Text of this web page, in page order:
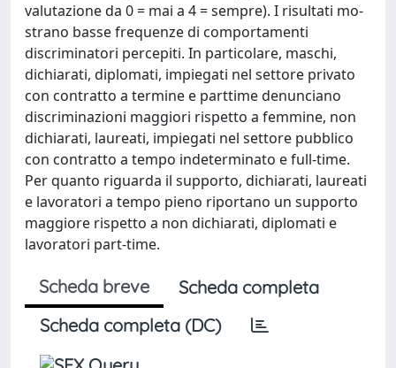
valutazione da 0 = mai a 4 = sempre). I risultati mo-
strano basse frequenze di comportamenti
discriminatori percepiti. In particolare, maschi,
dichiarati, diplomati, impiegati nel settore privato
con contratto a termine e parttime denunciano
discriminazioni maggiori rispetto a femmine, non
dichiarati, laureati, impiegati nel settore pubblico
con contratto a tempo indeterminato e full-time.
Per quanto riguarda il supporto, dichiarati, laureati
e lavoratori a tempo pieno riportano un supporto
maggiore rispetto a non dichiarati, diplomati e
lavoratori part-time.
Scheda breve
Scheda completa
Scheda completa (DC)